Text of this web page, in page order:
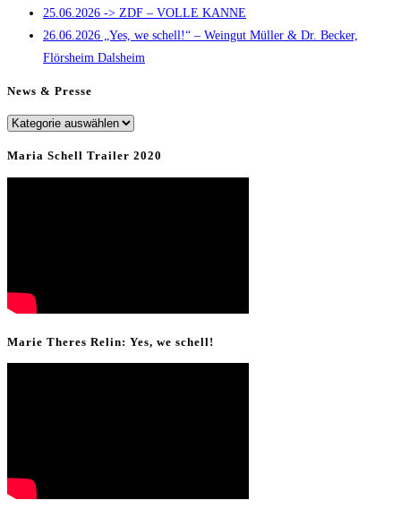
panel.
25.06.2026 -> ZDF – VOLLE KANNE
26.06.2026 „Yes, we schell!“ – Weingut Müller & Dr. Becker,
Flörsheim Dalsheim
News & Presse
News
Maria Schell Trailer 2020
Marie Theres Relin: Yes, we schell!